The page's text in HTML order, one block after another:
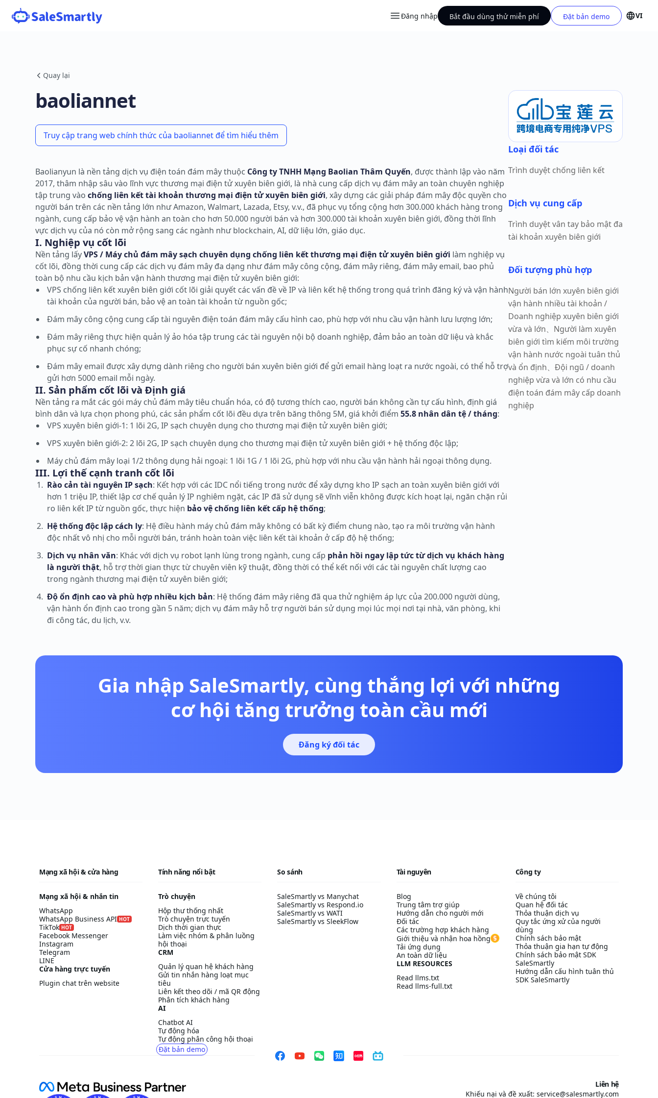
Đăng nhập Bắt đầu dùng thử miễn phí Đặt bản demo VI
Quay lại
baoliannet
Truy cập trang web chính thức của baoliannet để tìm hiểu thêm
Baolianyun là nền tảng dịch vụ điện toán đám mây thuộc Công ty TNHH Mạng Baolian Thâm Quyến, được thành lập vào năm
2017, thâm nhập sâu vào lĩnh vực thương mại điện tử xuyên biên giới, là nhà cung cấp dịch vụ đám mây an toàn chuyên nghiệp
tập trung vào chống liên kết tài khoản thương mại điện tử xuyên biên giới, xây dựng các giải pháp đám mây độc quyền cho
người bán trên các nền tảng lớn như Amazon, Walmart, Lazada, Etsy, v.v., đã phục vụ tổng cộng hơn 300.000 khách hàng trong
ngành, cung cấp bảo vệ vận hành an toàn cho hơn 50.000 người bán và hơn 300.000 tài khoản xuyên biên giới, đồng thời lĩnh
vực dịch vụ của nó còn mở rộng sang các ngành như blockchain, AI, dữ liệu lớn, giáo dục.
I. Nghiệp vụ cốt lõi
Nền tảng lấyVPS / Máy chủ đám mây sạch chuyên dụng chống liên kết thương mại điện tử xuyên biên giới làm nghiệp vụ
cốt lõi, đồng thời cung cấp các dịch vụ đám mây đa dạng như đám mây công cộng, đám mây riêng, đám mây email, bao phủ
toàn bộ nhu cầu kịch bản vận hành thương mại điện tử xuyên biên giới:
VPS chống liên kết xuyên biên giới cốt lõi giải quyết các vấn đề về IP và liên kết hệ thống trong quá trình đăng ký và vận hành
tài khoản của người bán, bảo vệ an toàn tài khoản từ nguồn gốc;
Đám mây công cộng cung cấp tài nguyên điện toán đám mây cấu hình cao, phù hợp với nhu cầu vận hành lưu lượng lớn;
Đám mây riêng thực hiện quản lý ảo hóa tập trung các tài nguyên nội bộ doanh nghiệp, đảm bảo an toàn dữ liệu và khắc
phục sự cố nhanh chóng;
Đám mây email được xây dựng dành riêng cho người bán xuyên biên giới để gửi email hàng loạt ra nước ngoài, có thể hỗ trợ
gửi hơn 5000 email mỗi ngày.
II. Sản phẩm cốt lõi và Định giá
Nền tảng ra mắt các gói máy chủ đám mây tiêu chuẩn hóa, có độ tương thích cao, người bán không cần tự cấu hình, định giá
bình dân và lựa chọn phong phú, các sản phẩm cốt lõi đều dựa trên băng thông 5M, giá khởi điểm 55.8 nhân dân tệ / tháng:
VPS xuyên biên giới-1: 1 lõi 2G, IP sạch chuyên dụng cho thương mại điện tử xuyên biên giới;
VPS xuyên biên giới-2: 2 lõi 2G, IP sạch chuyên dụng cho thương mại điện tử xuyên biên giới + hệ thống độc lập;
Máy chủ đám mây loại 1/2 thông dụng hải ngoại: 1 lõi 1G / 1 lõi 2G, phù hợp với nhu cầu vận hành hải ngoại thông dụng.
III. Lợi thế cạnh tranh cốt lõi
Rào cản tài nguyên IP sạch: Kết hợp với các IDC nổi tiếng trong nước để xây dựng kho IP sạch an toàn xuyên biên giới với
hơn 1 triệu IP, thiết lập cơ chế quản lý IP nghiêm ngặt, các IP đã sử dụng sẽ vĩnh viễn không được kích hoạt lại, ngăn chặn rủi
ro liên kết IP từ nguồn gốc, thực hiện bảo vệ chống liên kết cấp hệ thống;
Hệ thống độc lập cách ly: Hệ điều hành máy chủ đám mây không có bất kỳ điểm chung nào, tạo ra môi trường vận hành
độc nhất vô nhị cho mỗi người bán, tránh hoàn toàn việc liên kết tài khoản ở cấp độ hệ thống;
Dịch vụ nhân văn: Khác với dịch vụ robot lạnh lùng trong ngành, cung cấp phản hồi ngay lập tức từ dịch vụ khách hàng
là người thật, hỗ trợ thời gian thực từ chuyên viên kỹ thuật, đồng thời có thể kết nối với các tài nguyên chất lượng cao
trong ngành thương mại điện tử xuyên biên giới;
Độ ổn định cao và phù hợp nhiều kịch bản: Hệ thống đám mây riêng đã qua thử nghiệm áp lực của 200.000 người dùng,
vận hành ổn định cao trong gần 5 năm; dịch vụ đám mây hỗ trợ người bán sử dụng mọi lúc mọi nơi tại nhà, văn phòng, khi
đi công tác, du lịch, v.v.
Loại đối tác
Trình duyệt chống liên kết
Dịch vụ cung cấp
Trình duyệt vân tay bảo mật đa
tài khoản xuyên biên giới
Đối tượng phù hợp
Người bán lớn xuyên biên giới
vận hành nhiều tài khoản /
Doanh nghiệp xuyên biên giới
vừa và lớn、Người làm xuyên
biên giới tìm kiếm môi trường
vận hành nước ngoài tuân thủ
và ổn định、Đội ngũ / doanh
nghiệp vừa và lớn có nhu cầu
điện toán đám mây cấp doanh
nghiệp
Gia nhập SaleSmartly, cùng thắng lợi với những
cơ hội tăng trưởng toàn cầu mới
Đăng ký đối tác
Mạng xã hội & cửa hàng
Mạng xã hội & nhắn tin
WhatsApp
WhatsApp Business API HOT
TikTok HOT
Facebook Messenger
Instagram
Telegram
LINE
Cửa hàng trực tuyến
Plugin chat trên website
Tính năng nổi bật
Trò chuyện
Hộp thư thống nhất
Trò chuyện trực tuyến
Dịch thời gian thực
Làm việc nhóm & phân luồng
hội thoại
CRM
Quản lý quan hệ khách hàng
Gửi tin nhắn hàng loạt mục
tiêu
Liên kết theo dõi / mã QR động
Phân tích khách hàng
AI
Chatbot AI
Tự động hóa
Tự động phân công hội thoại
Đặt bản demo
So sánh
SaleSmartly vs Manychat
SaleSmartly vs Respond.io
SaleSmartly vs WATI
SaleSmartly vs SleekFlow
Tài nguyên
Blog
Trung tâm trợ giúp
Hướng dẫn cho người mới
Đối tác
Các trường hợp khách hàng
Giới thiệu và nhận hoa hồng
Tải ứng dụng
An toàn dữ liệu
LLM RESOURCES
Read llms.txt
Read llms-full.txt
Công ty
Về chúng tôi
Quan hệ đối tác
Thỏa thuận dịch vụ
Quy tắc ứng xử của người
dùng
Chính sách bảo mật
Thỏa thuận gia hạn tự động
Chính sách bảo mật SDK
SaleSmartly
Hướng dẫn cấu hình tuân thủ
SDK SaleSmartly
Liên hệ
Khiếu nại và đề xuất: service@salesmartly.com